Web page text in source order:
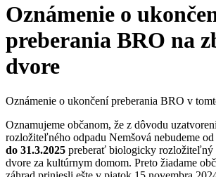
Oznámenie o
preberania BRO na
dvore
Oznámenie o ukončení preberania BRO v
Oznamujeme občanom, že z dôvodu
rozložiteľného odpadu Nemšová nebudeme od
do 31.3.2025 preberať biologicky rozložiteľný
dvore za kultúrnym domom. Preto žiadame